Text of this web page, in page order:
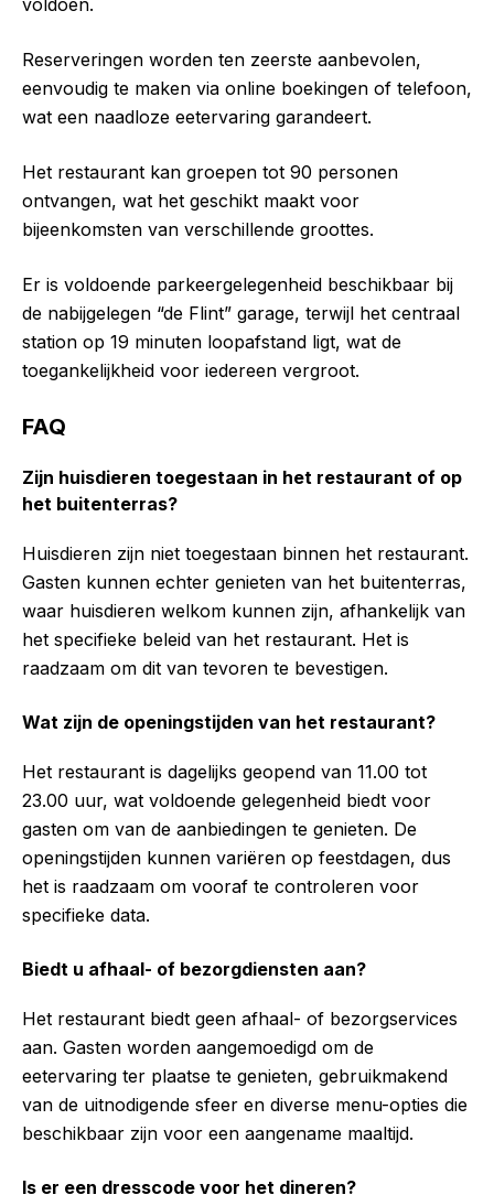
Reserveringen worden ten zeerste aanbevolen,
eenvoudig te maken via online boekingen of telefoon,
wat een naadloze eetervaring garandeert.
Het restaurant kan groepen tot 90 personen
ontvangen, wat het geschikt maakt voor
bijeenkomsten van verschillende groottes.
Er is voldoende parkeergelegenheid beschikbaar bij
de nabijgelegen “de Flint” garage, terwijl het centraal
station op 19 minuten loopafstand ligt, wat de
toegankelijkheid voor iedereen vergroot.
FAQ
Zijn huisdieren toegestaan in het restaurant of op
het buitenterras?
Huisdieren zijn niet toegestaan binnen het restaurant.
Gasten kunnen echter genieten van het buitenterras,
waar huisdieren welkom kunnen zijn, afhankelijk van
het specifieke beleid van het restaurant. Het is
raadzaam om dit van tevoren te bevestigen.
Wat zijn de openingstijden van het restaurant?
Het restaurant is dagelijks geopend van 11.00 tot
23.00 uur, wat voldoende gelegenheid biedt voor
gasten om van de aanbiedingen te genieten. De
openingstijden kunnen variëren op feestdagen, dus
het is raadzaam om vooraf te controleren voor
specifieke data.
Biedt u afhaal- of bezorgdiensten aan?
Het restaurant biedt geen afhaal- of bezorgservices
aan. Gasten worden aangemoedigd om de
eetervaring ter plaatse te genieten, gebruikmakend
van de uitnodigende sfeer en diverse menu-opties die
beschikbaar zijn voor een aangename maaltijd.
Is er een dresscode voor het dineren?